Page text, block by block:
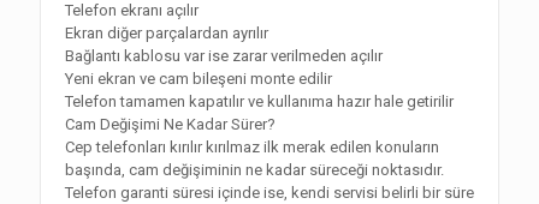
Telefon ekranı açılır
Ekran diğer parçalardan ayrılır
Bağlantı kablosu var ise zarar verilmeden açılır
Yeni ekran ve cam bileşeni monte edilir
Telefon tamamen kapatılır ve kullanıma hazır hale getirilir
Cam Değişimi Ne Kadar Sürer?
Cep telefonları kırılır kırılmaz ilk merak edilen konuların
başında, cam değişiminin ne kadar süreceği noktasıdır.
Telefon garanti süresi içinde ise, kendi servisi belirli bir süre